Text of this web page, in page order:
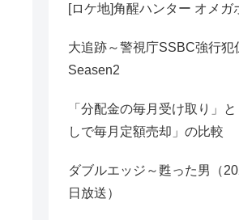
[ロケ地]角醒ハンター オメガ
大追跡～警視庁SSBC強行犯
Seasen2
「分配金の毎月受け取り」
しで毎月定額売却」の比較
ダブルエッジ～甦った男（
日放送）